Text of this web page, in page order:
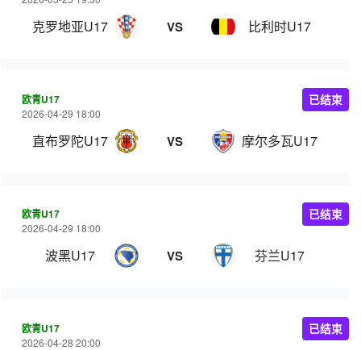
克罗地亚U17 VS 比利时U17
欧青U17
2026-04-29 18:00
直布罗陀U17 VS 摩尔多瓦U17
已结束
欧青U17
2026-04-29 18:00
波黑U17 VS 芬兰U17
已结束
欧青U17
2026-04-28 20:00
已结束